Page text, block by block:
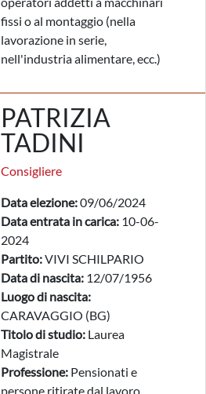
fissi o al montaggio (nella
lavorazione in serie,
nell'industria alimentare, ecc.)
PATRIZIA
TADINI
Consigliere
Data elezione:09/06/2024
Data entrata in carica: 10-06-
2024
Partito:VIVI SCHILPARIO
Data di nascita: 12/07/1956
Luogo di nascita:
CARAVAGGIO (BG)
Titolo di studio: Laurea
Magistrale
Professione: Pensionati e
persone ritirate dal lavoro